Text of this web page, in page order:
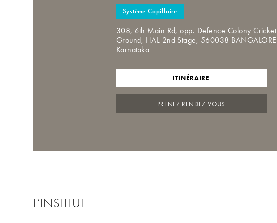
Système Capillaire
308, 6th Main Rd, opp. Defence Colony Cricket
Ground, HAL 2nd Stage, 560038 BANGALORE
Karnataka
ITINÉRAIRE
PRENEZ RENDEZ-VOUS
L’INSTITUT